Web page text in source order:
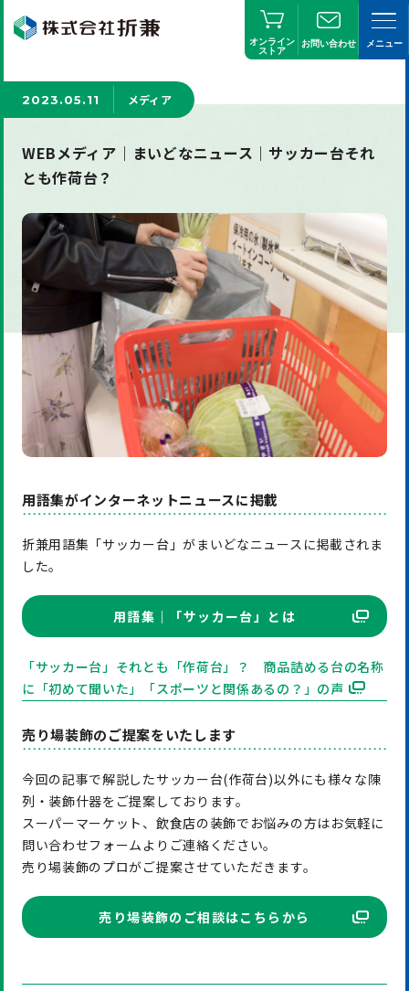
オンライン
ストア
お問い合わせ メニュー
2023.05.11 メディア
WEBメディア｜まいどなニュース｜サッカー台それ
とも作荷台？
用語集がインターネットニュースに掲載
折兼用語集「サッカー台」がまいどなニュースに掲載されま
した。
用語集｜「サッカー台」とは
「サッカー台」それとも「作荷台」？ 商品詰める台の名称
に「初めて聞いた」「スポーツと関係あるの？」の声
売り場装飾のご提案をいたします
今回の記事で解説したサッカー台(作荷台)以外にも様々な陳
列・装飾什器をご提案しております。
スーパーマーケット、飲食店の装飾でお悩みの方はお気軽に
問い合わせフォームよりご連絡ください。
売り場装飾のプロがご提案させていただきます。
売り場装飾のご相談はこちらから